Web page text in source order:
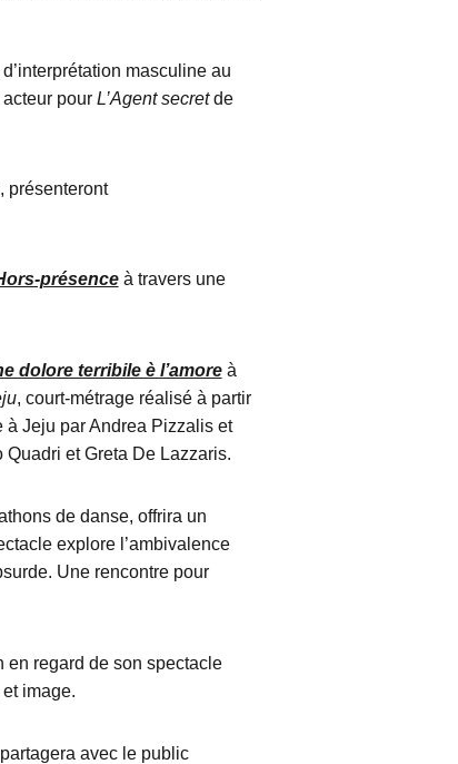
masculine au
pour L’Agent secretde
, présenteront
présenceà travers une
dolore terribile è l’amoreà
, court-métrage réalisé à partir
à Jeju par Andrea Pizzalis et
et Greta De Lazzaris.
de danse, offrira un
explore l’ambivalence
Une rencontre pour
en regard de son spectacle
image.
avec le public